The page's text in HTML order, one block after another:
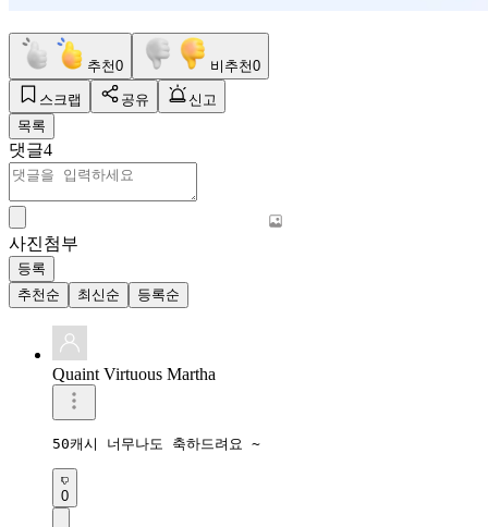
추천0 비추천0
스크랩 공유
신고
목록
댓글4
사진첨부
등록
추천순
최신순 등록순
Quaint Virtuous Martha
50캐시 너무나도 축하드려요 ~
0